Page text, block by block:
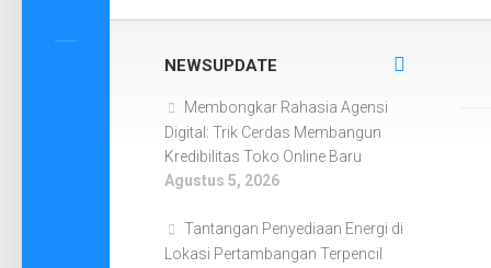
NEWSUPDATE
Membongkar Rahasia Agensi
Digital: Trik Cerdas Membangun
Kredibilitas Toko Online Baru
Agustus 5, 2026
Tantangan Penyediaan Energi di
Lokasi Pertambangan Terpencil